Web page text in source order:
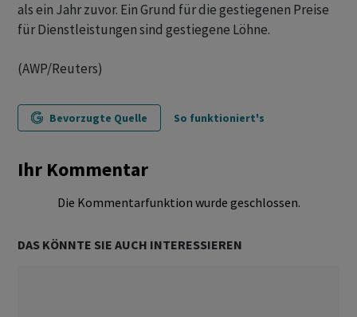
als ein Jahr zuvor. Ein Grund für die gestiegenen Preise
für Dienstleistungen sind gestiegene Löhne.
(AWP/Reuters)
Bevorzugte Quelle So funktioniert's
Ihr Kommentar
Die Kommentarfunktion wurde geschlossen.
DAS KÖNNTE SIE AUCH INTERESSIEREN